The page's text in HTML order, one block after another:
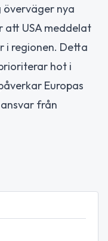
överväger nya
att USA meddelat
i regionen. Detta
hot i
Europas
från